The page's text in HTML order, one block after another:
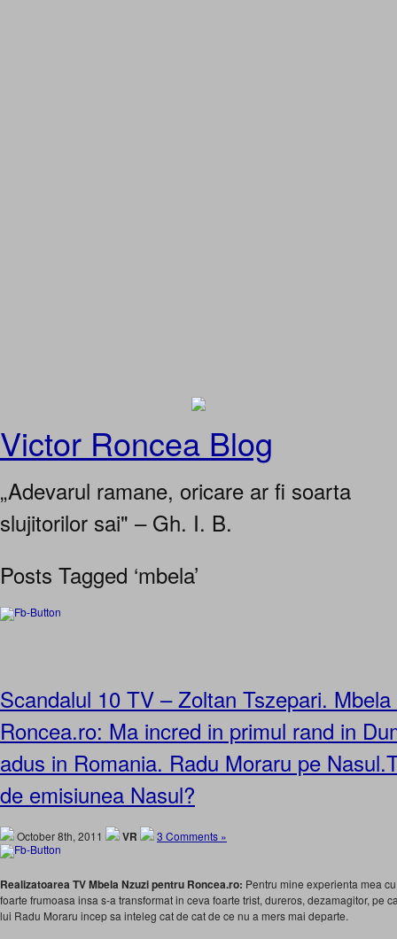
Victor Roncea Blog
„Adevarul ramane, oricare ar fi soarta
slujitorilor sai" – Gh. I. B.
Posts Tagged ‘mbela’
Scandalul 10 TV – Zoltan Tszepari.
Roncea.ro: Ma incred in primul rand in
adus in Romania. Radu Moraru pe
de emisiunea Nasul?
October 8th, 2011 VR 3 Comments »
Realizatoarea TV Mbela Nzuzi pentru Roncea.ro: Pentru mine experienta mea
foarte frumoasa insa s-a transformat in ceva foarte trist, dureros, dezamagitor, pe
lui Radu Moraru incep sa inteleg cat de cat de ce nu a mers mai departe.